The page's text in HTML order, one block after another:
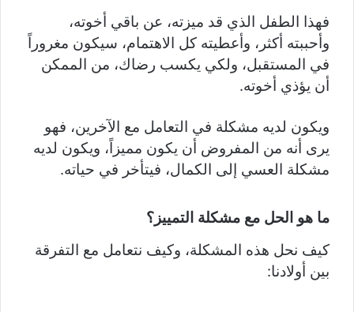
فهذا الطفل الذي قد ميزته، عن باقي أخوته،
وأحببته أكثر، وأعطيته كل الاهتمام، سيكون مغروراً
في المستقبل، ولكي يكسب رضاك، من الممكن
أن يؤذي أخوته.
ويكون لديه مشكلة في التعامل مع الآخرين، فهو
يرى أنه من المفروض أن يكون مميزاً، ويكون لديه
مشكلة العسي إلى الكمال، فيتأخر في حياته.
ما هو الحل مع مشكلة التمييز؟
كيف نحل هذه المشكلة، وكيف نتعامل مع التفرقة
بين أولادنا: